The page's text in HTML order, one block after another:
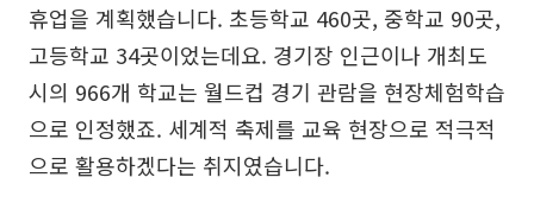
휴업을 계획했습니다. 초등학교 460곳, 중학교 90곳,
고등학교 34곳이었는데요. 경기장 인근이나 개최도
시의 966개 학교는 월드컵 경기 관람을 현장체험학습
으로 인정했죠. 세계적 축제를 교육 현장으로 적극적
으로 활용하겠다는 취지였습니다.